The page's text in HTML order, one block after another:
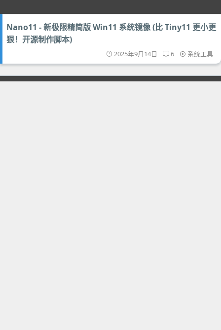
Nano11 - 新极限精简版 Win11 系统镜像 (比 Tiny11 更小更
狠！开源制作脚本)
2025年9月14日 6 系统工具